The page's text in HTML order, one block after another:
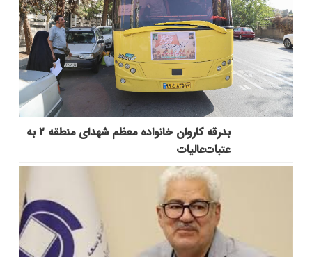
بدرقه کاروان خانواده معظم شهدای منطقه ۲ به
عتبات‌عالیات